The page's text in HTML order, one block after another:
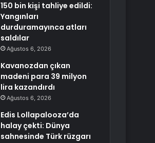
150 bin kişi tahliye edildi:
Yangınları
durduramayınca atları
saldılar
Ağustos 6, 2026
Kavanozdan çıkan
madeni para 39 milyon
lira kazandırdı
Ağustos 6, 2026
Edis Lollapalooza’da
halay çekti: Dünya
sahnesinde Türk rüzgarı